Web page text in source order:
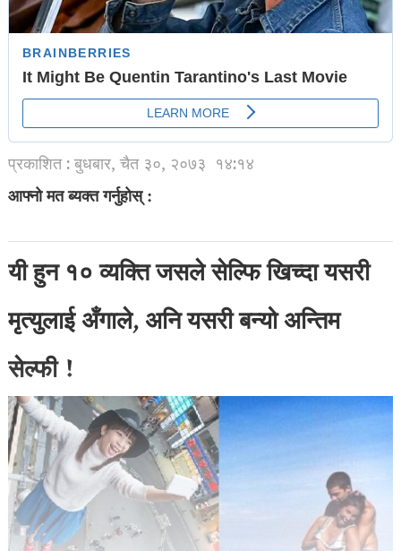
प्रकाशित : बुधबार, चैत ३०, २०७३ १४:१४
आफ्नो मत ब्यक्त गर्नुहोस् :
यी हुन १० व्यक्ति जसले सेल्फि खिच्दा यसरी
मृत्युलाई अँगाले, अनि यसरी बन्यो अन्तिम
सेल्फी !